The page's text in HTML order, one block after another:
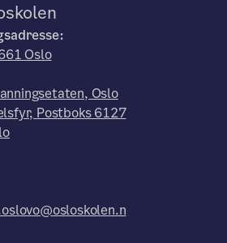
Oslo
Oslo
Postboks 6127